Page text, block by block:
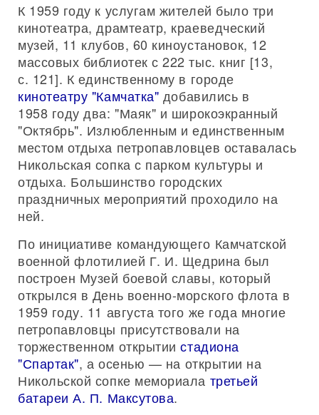
К 1959 году к услугам жителей было три
кинотеатра, драмтеатр, краеведческий
музей, 11 клубов, 60 киноустановок, 12
массовых библиотек с 222 тыс. книг [13,
с. 121]. К единственному в городе
кинотеатру "Камчатка" добавились в
1958 году два: "Маяк" и широкоэкранный
"Октябрь". Излюбленным и единственным
местом отдыха петропавловцев оставалась
Никольская сопка с парком культуры и
отдыха. Большинство городских
праздничных мероприятий проходило на
ней.
По инициативе командующего Камчатской
военной флотилией Г. И. Щедрина был
построен Музей боевой славы, который
открылся в День военно-морского флота в
1959 году. 11 августа того же года многие
петропавловцы присутствовали на
торжественном открытиистадиона
"Спартак", а осенью — на открытии на
Никольской сопке мемориала третьей
батареи А. П. Максутова.